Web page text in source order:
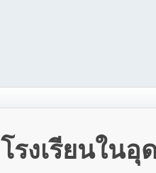
โรงเรียนใน